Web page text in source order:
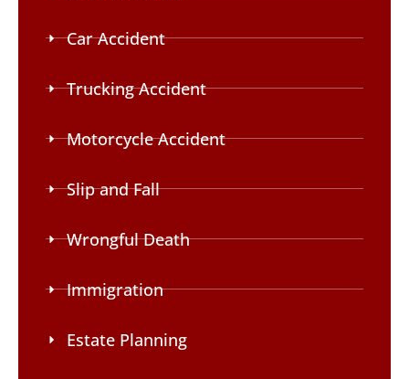
Car Accident
Trucking Accident
Motorcycle Accident
Slip and Fall
Wrongful Death
Immigration
Estate Planning